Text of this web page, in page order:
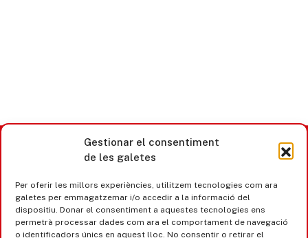
Gestionar el consentiment
de les galetes
Per oferir les millors experiències, utilitzem tecnologies com ara
galetes per emmagatzemar i/o accedir a la informació del
dispositiu. Donar el consentiment a aquestes tecnologies ens
permetrà processar dades com ara el comportament de navegació
o identificadors únics en aquest lloc. No consentir o retirar el
365 www.platjadaro